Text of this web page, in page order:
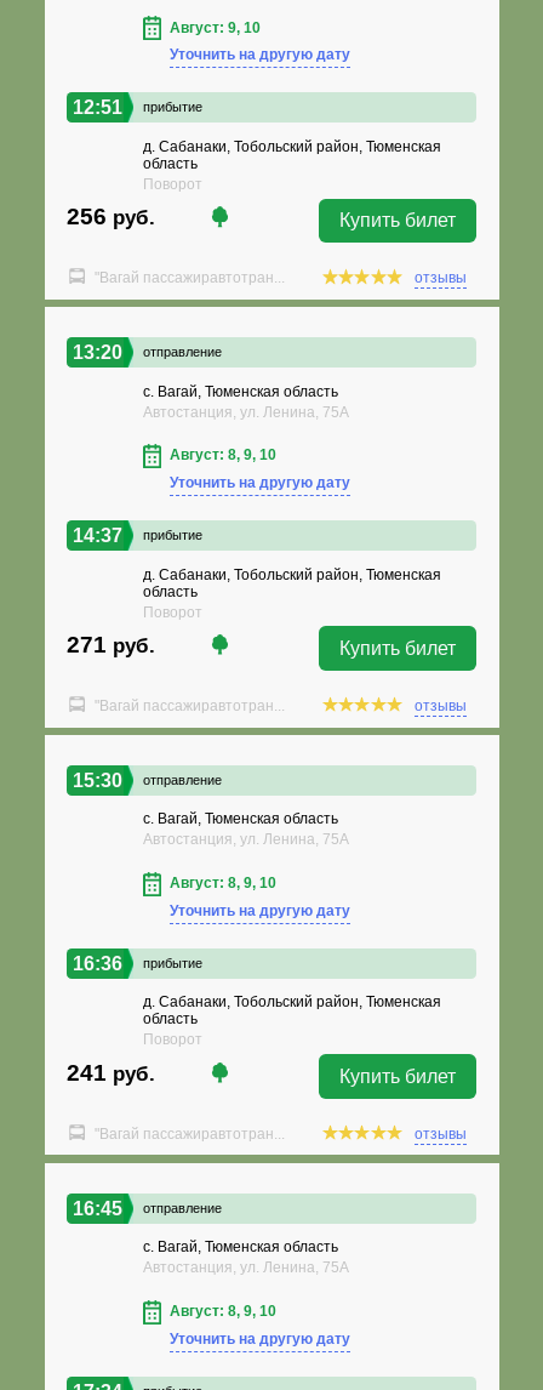
Август: 9, 10
Уточнить на другую дату
12:51 прибытие
д. Сабанаки, Тобольский район, Тюменская
область
Поворот
256 руб. Купить билет
"Вагай пассажиравтотран... отзывы
13:20 отправление
с. Вагай, Тюменская область
Автостанция, ул. Ленина, 75А
Август: 8, 9, 10
Уточнить на другую дату
14:37 прибытие
д. Сабанаки, Тобольский район, Тюменская
область
Поворот
271 руб. Купить билет
"Вагай пассажиравтотран... отзывы
15:30 отправление
с. Вагай, Тюменская область
Автостанция, ул. Ленина, 75А
Август: 8, 9, 10
Уточнить на другую дату
16:36 прибытие
д. Сабанаки, Тобольский район, Тюменская
область
Поворот
241 руб. Купить билет
"Вагай пассажиравтотран... отзывы
16:45 отправление
с. Вагай, Тюменская область
Автостанция, ул. Ленина, 75А
Август: 8, 9, 10
Уточнить на другую дату